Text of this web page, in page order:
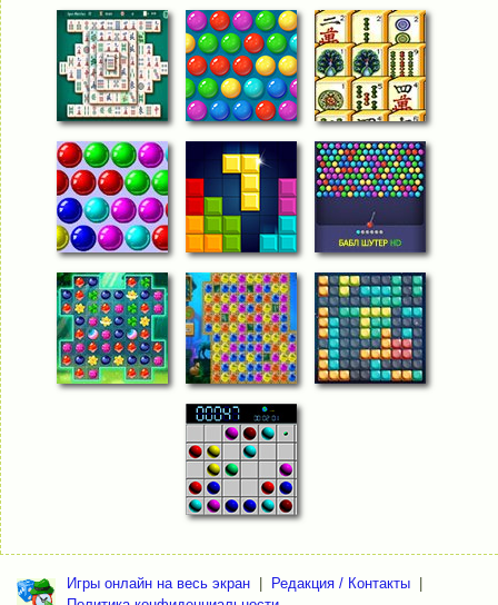
Игры онлайн на весь экран Редакция / Контакты